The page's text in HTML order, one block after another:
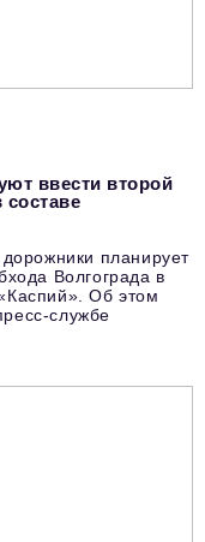
ввести второй
планирует
Волгограда в
Об этом
службе